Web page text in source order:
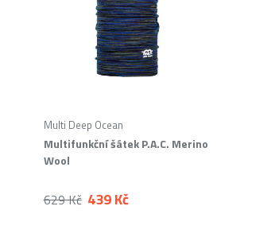
Multifunkční šátek P.A.C. Merino
Wool
Multi Deep Ocean
439 Kč
629 Kč